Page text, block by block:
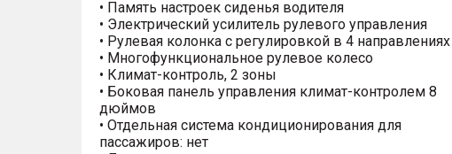
• Память настроек сиденья водителя
• Электрический усилитель рулевого управления
• Рулевая колонка с регулировкой в 4 направлениях
• Многофункциональное рулевое колесо
• Климат-контроль, 2 зоны
• Боковая панель управления климат-контролем 8
дюймов
• Отдельная система кондиционирования для
пассажиров: нет